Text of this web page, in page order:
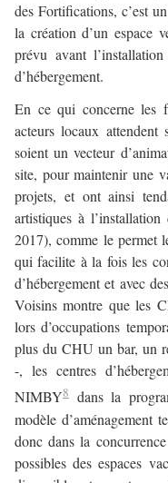
des Fortifications, c’est
la création d’un espace
prévu avant
d’hébergement.
En ce qui concerne les
acteurs locaux attendent
soient un vecteur
site, pour maintenir une
projets, et ont ainsi
artistiques à l’installation
2017), comme le permet
qui facilite à la fois les
d’hébergement et avec
Voisins montre que les
lors d’occupations
plus du CHU un bar, un
-, les centres
NIMBY8 dans la
modèle d’aménagement
donc dans la
possibles des espaces